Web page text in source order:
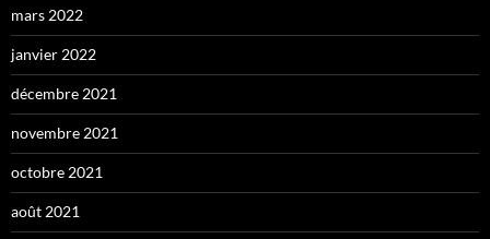
mars 2022
janvier 2022
décembre 2021
novembre 2021
octobre 2021
août 2021